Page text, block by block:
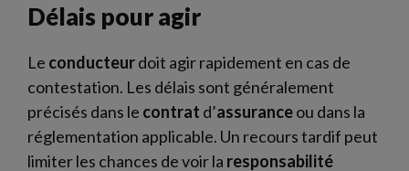
Délais pour agir
Le conducteurdoit agir rapidement en cas de
contestation. Les délais sont généralement
précisés dans le contrat d’assuranceou dans la
réglementation applicable. Un recours tardif peut
limiter les chances de voir la responsabilité